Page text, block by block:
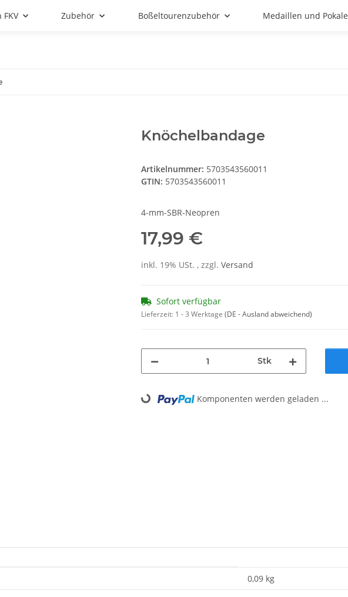
Zubehör Boßeltourenzubehör Medaillen und Pokale
Knöchelbandage
Artikelnummer: 5703543560011
GTIN: 5703543560011
4-mm-SBR-Neopren
17,99 €
inkl. 19% USt. , zzgl. Versand
Sofort verfügbar
Lieferzeit: 1 - 3 Werktage (DE - Ausland abweichend)
Stk
Loading... Komponenten werden geladen ...
0,09 kg